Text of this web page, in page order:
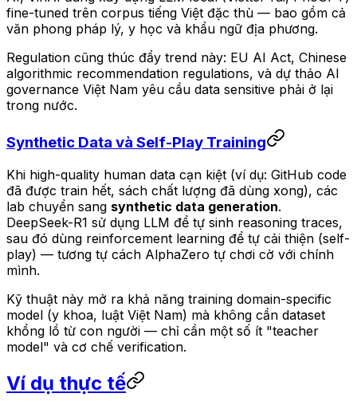
fine-tuned trên corpus tiếng Việt đặc thù — bao gồm cả
văn phong pháp lý, y học và khẩu ngữ địa phương.
Regulation cũng thúc đẩy trend này: EU AI Act, Chinese
algorithmic recommendation regulations, và dự thảo AI
governance Việt Nam yêu cầu data sensitive phải ở lại
trong nước.
Synthetic Data và Self-Play Training
Khi high-quality human data cạn kiệt (ví dụ: GitHub code
đã được train hết, sách chất lượng đã dùng xong), các
lab chuyển sang synthetic data generation.
DeepSeek-R1 sử dụng LLM để tự sinh reasoning traces,
sau đó dùng reinforcement learning để tự cải thiện (self-
play) — tương tự cách AlphaZero tự chơi cờ với chính
mình.
Kỹ thuật này mở ra khả năng training domain-specific
model (y khoa, luật Việt Nam) mà không cần dataset
khổng lồ từ con người — chỉ cần một số ít "teacher
model" và cơ chế verification.
Ví dụ thực tế